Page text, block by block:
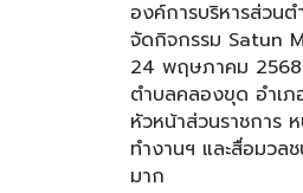
องค์การบริหารส่วน
จัดกิจกรรม Satun
24 พฤษภาคม
ตำบลคลองขุด อำเ
หัวหน้าส่วนราชการ
ทำงานฯ และสื่อมวล
มาก